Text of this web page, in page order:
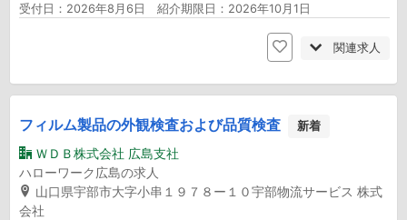
受付日：2026年8月6日 紹介期限日：2026年10月1日
関連求人
フィルム製品の外観検査および品質検査 新着
ＷＤＢ株式会社 広島支社
ハローワーク広島の求人
山口県宇部市大字小串１９７８ー１０宇部物流サービス 株式
会社